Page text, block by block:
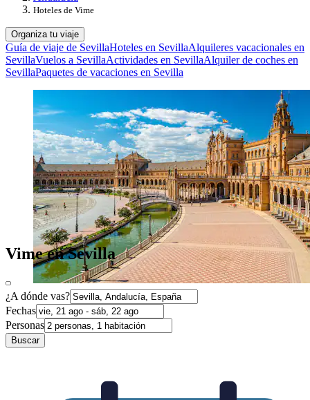
Hoteles de Vime
Organiza tu viaje
Guía de viaje de SevillaHoteles en SevillaAlquileres vacacionales en
SevillaVuelos a SevillaActividades en SevillaAlquiler de coches en
SevillaPaquetes de vacaciones en Sevilla
Vime en Sevilla
¿A dónde vas?
Fechas
Personas
Buscar